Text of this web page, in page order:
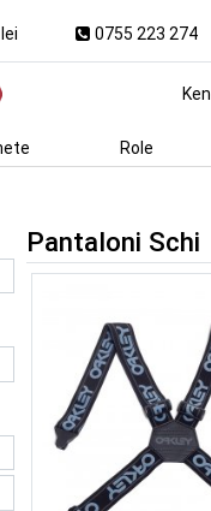
0755 223 274
Role
Pantaloni Schi